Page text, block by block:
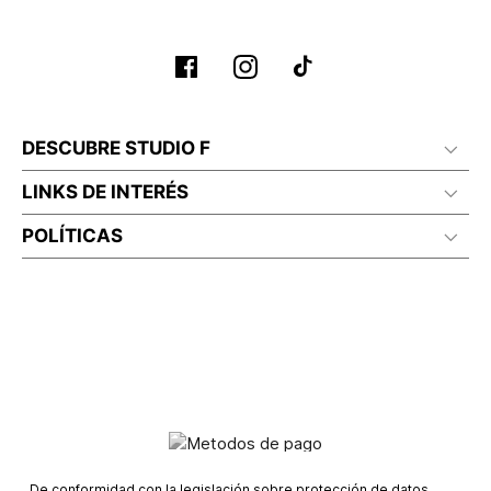
DESCUBRE STUDIO F
LINKS DE INTERÉS
POLÍTICAS